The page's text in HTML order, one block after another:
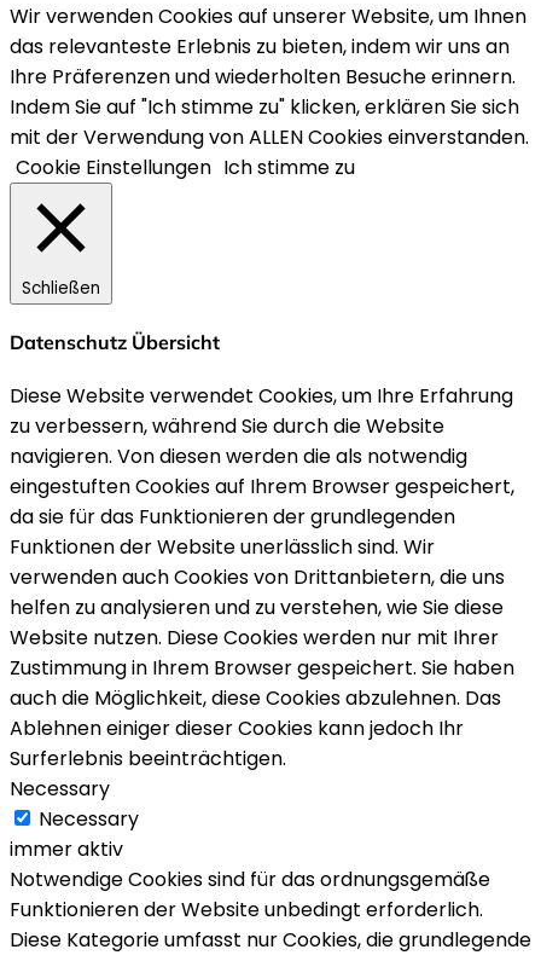
Wir verwenden Cookies auf unserer Website, um Ihnen
das relevanteste Erlebnis zu bieten, indem wir uns an
Ihre Präferenzen und wiederholten Besuche erinnern.
Indem Sie auf "Ich stimme zu" klicken, erklären Sie sich
mit der Verwendung von ALLEN Cookies einverstanden.
Cookie Einstellungen Ich stimme zu
Schließen
Datenschutz Übersicht
Diese Website verwendet Cookies, um Ihre Erfahrung
zu verbessern, während Sie durch die Website
navigieren. Von diesen werden die als notwendig
eingestuften Cookies auf Ihrem Browser gespeichert,
da sie für das Funktionieren der grundlegenden
Funktionen der Website unerlässlich sind. Wir
verwenden auch Cookies von Drittanbietern, die uns
helfen zu analysieren und zu verstehen, wie Sie diese
Website nutzen. Diese Cookies werden nur mit Ihrer
Zustimmung in Ihrem Browser gespeichert. Sie haben
auch die Möglichkeit, diese Cookies abzulehnen. Das
Ablehnen einiger dieser Cookies kann jedoch Ihr
Surferlebnis beeinträchtigen.
Necessary
Necessary
immer aktiv
Notwendige Cookies sind für das ordnungsgemäße
Funktionieren der Website unbedingt erforderlich.
Diese Kategorie umfasst nur Cookies, die grundlegende